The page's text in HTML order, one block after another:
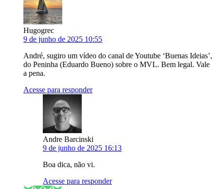
Hugogrec
9 de junho de 2025 10:55
André, sugiro um vídeo do canal de Youtube ‘Buenas Ideias’,
do Peninha (Eduardo Bueno) sobre o MVL. Bem legal. Vale
a pena.
Acesse para responder
Andre Barcinski
9 de junho de 2025 16:13
Boa dica, não vi.
Acesse para responder